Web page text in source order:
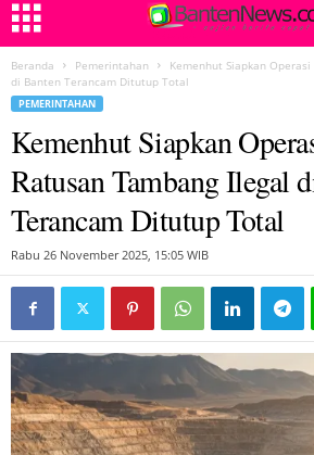
Beranda Pemerintahan
Kemenhut Siapkan
di Banten Terancam Ditutup Total
PEMERINTAHAN
Kemenhut Siapkan
Ratusan Tambang Ilegal
Terancam Ditutup Total
Rabu 26 November 2025, 15:05 WIB